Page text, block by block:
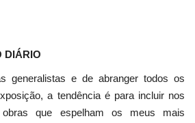
DIÁRIO
generalistas e de abranger todos os
a tendência é para incluir nos
obras que espelham os meus mais